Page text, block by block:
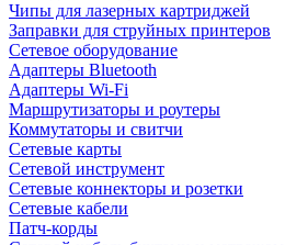
Чипы для лазерных картриджей
Заправки для струйных принтеров
Сетевое оборудование
Адаптеры Bluetooth
Адаптеры Wi-Fi
Маршрутизаторы и роутеры
Коммутаторы и свитчи
Сетевые карты
Сетевой инструмент
Сетевые коннекторы и розетки
Сетевые кабели
Патч-корды